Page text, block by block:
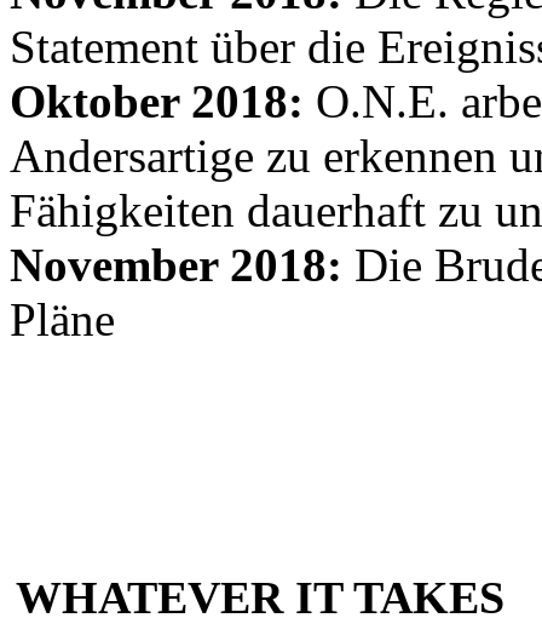
Statement über die
Oktober 2018: O.N.E.
Andersartige zu erkennen
Fähigkeiten dauerhaft zu
November 2018: Die
Pläne
WHATEVER IT TAKES